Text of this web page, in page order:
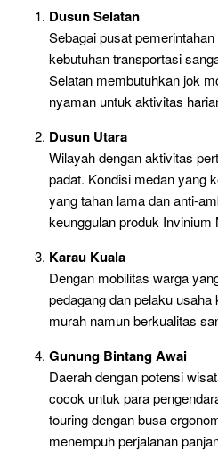
Dusun Selatan
Sebagai pusat
kebutuhan transportasi
Selatan membutuhkan jok
nyaman untuk aktivitas
Dusun Utara
Wilayah dengan aktivitas
padat. Kondisi medan yang
yang tahan lama dan anti-
keunggulan produk Invinium
Karau Kuala
Dengan mobilitas warga
pedagang dan pelaku
murah namun berkualitas
Gunung Bintang Awai
Daerah dengan potensi
cocok untuk para
touring dengan busa
menempuh perjalanan